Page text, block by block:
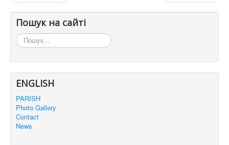
Пошук на сайті
Пошук...
ENGLISH
PARISH
Photo Gallery
Contact
News